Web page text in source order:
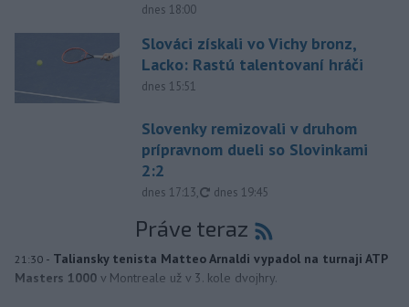
dnes 18:00
Slováci získali vo Vichy bronz,
Lacko: Rastú talentovaní hráči
dnes 15:51
Slovenky remizovali v druhom
prípravnom dueli so Slovinkami
2:2
dnes 17:13, aktualizované
dnes 19:45
Práve teraz
21:30 - Taliansky tenista Matteo Arnaldi vypadol na turnaji ATP
Masters 1000 v Montreale už v 3. kole dvojhry.